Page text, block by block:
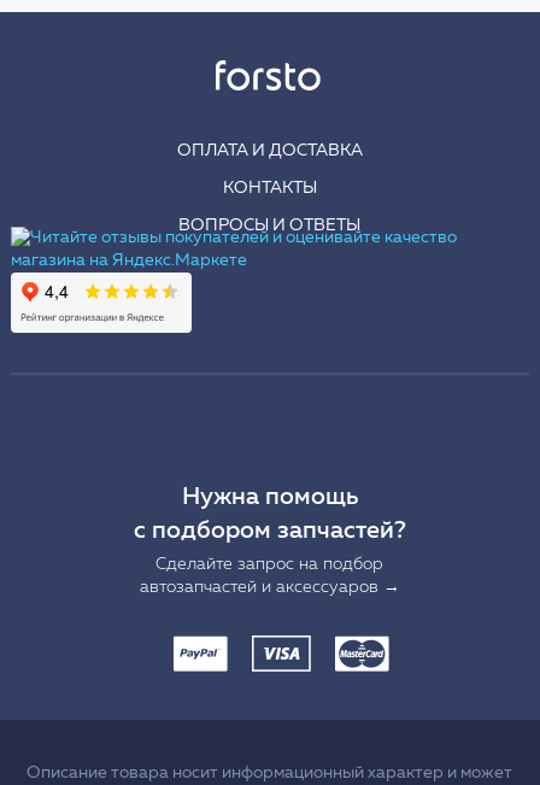
ОПЛАТА И ДОСТАВКА
КОНТАКТЫ
ВОПРОСЫ И ОТВЕТЫ
Нужна помощь
с подбором запчастей?
Сделайте запрос на подбор
автозапчастей и аксессуаров →
Описание товара носит информационный характер и может